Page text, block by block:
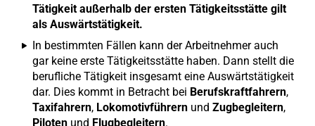
Tätigkeit außerhalb der ersten Tätigkeitsstätte gilt
als Auswärtstätigkeit.
In bestimmten Fällen kann der Arbeitnehmer auch
gar keine erste Tätigkeitsstätte haben. Dann stellt die
berufliche Tätigkeit insgesamt eine Auswärtstätigkeit
dar. Dies kommt in Betracht bei Berufskraftfahrern,
Taxifahrern, Lokomotivführern und Zugbegleitern,
Piloten und Flugbegleitern.